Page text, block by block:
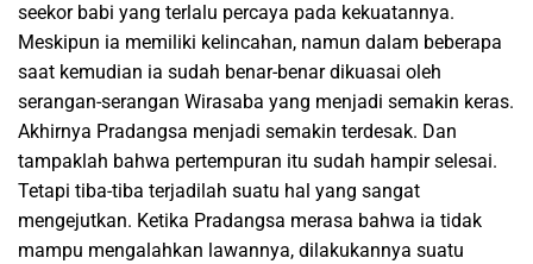
seekor babi yang terlalu percaya pada kekuatannya.
Meskipun ia memiliki kelincahan, namun dalam beberapa
saat kemudian ia sudah benar-benar dikuasai oleh
serangan-serangan Wirasaba yang menjadi semakin keras.
Akhirnya Pradangsa menjadi semakin terdesak. Dan
tampaklah bahwa pertempuran itu sudah hampir selesai.
Tetapi tiba-tiba terjadilah suatu hal yang sangat
mengejutkan. Ketika Pradangsa merasa bahwa ia tidak
mampu mengalahkan lawannya, dilakukannya suatu